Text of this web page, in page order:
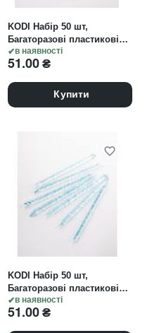
в наявності
KODI Набір 50 шт,
Багаторазові пластикові
палички для кутикули,
зелений колір
51.00₴
Купити
в наявності
KODI Набір 50 шт,
Багаторазові пластикові
палички для кутикули,
блакитний колір
51.00₴